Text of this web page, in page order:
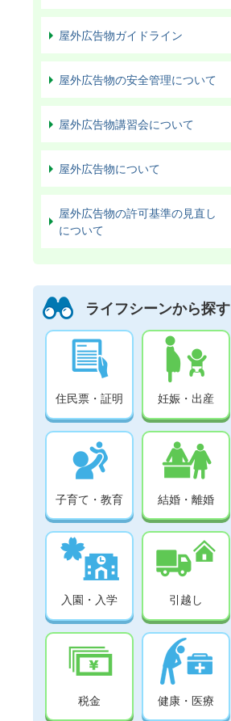
屋外広告物ガイドライン
屋外広告物の安全管理について
屋外広告物講習会について
屋外広告物について
屋外広告物の許可基準の見直し
について
ライフシーンから探す
住民票・証明 妊娠・出産
子育て・教育 結婚・離婚
入園・入学 引越し
税金 健康・医療